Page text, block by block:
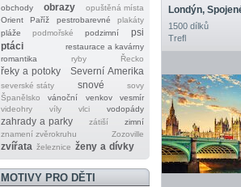
obchody
obrazy
opuštěná místa
Orient
Paříž pestrobarevné
plakáty
pláže
podmořské podzimní
psi
ptáci
restaurace a kavárny
romantika
ryby Řecko
řeky a potoky Severní Amerika
severské státy snové
sovy
Španělsko
vánoční venkov
vesmír
videohry
víly vlci vodopády
zahrady a parky zátiší
zimní
znamení zvěrokruhu
Zozoville
zvířata železnice ženy a dívky
MOTIVY PRO DĚTI
Londýn,
1500 dílků
Trefl